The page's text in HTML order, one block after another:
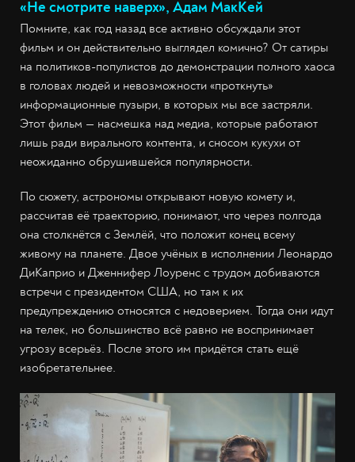
«Не смотрите наверх», Адам МакКей
Помните, как год назад все активно обсуждали этот
фильм и он действительно выглядел комично? От сатиры
на политиков-популистов до демонстрации полного хаоса
в головах людей и невозможности «проткнуть»
информационные пузыри, в которых мы все застряли.
Этот фильм — насмешка над медиа, которые работают
лишь ради вирального контента, и сносом кукухи от
неожиданно обрушившейся популярности.
По сюжету, астрономы открывают новую комету и,
рассчитав её траекторию, понимают, что через полгода
она столкнётся с Землёй, что положит конец всему
живому на планете. Двое учёных в исполнении Леонардо
ДиКаприо и Дженнифер Лоуренс с трудом добиваются
встречи с президентом США, но там к их
предупреждению относятся с недоверием. Тогда они идут
на телек, но большинство всё равно не воспринимает
угрозу всерьёз. После этого им придётся стать ещё
изобретательнее.